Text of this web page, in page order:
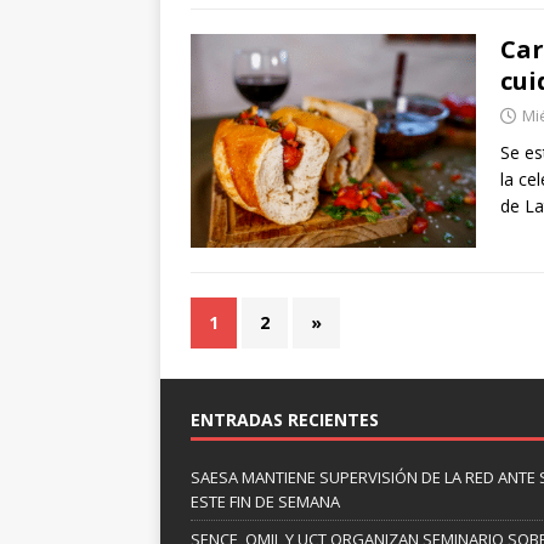
Se
la
de
1 2 »
ENTRADAS RECIENTES
SAESA MANTIENE SUPERVISIÓN DE LA RED
ESTE FIN DE SEMANA